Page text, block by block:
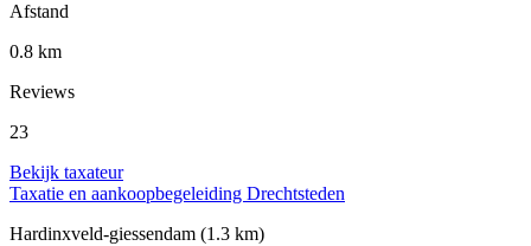
Afstand
0.8 km
Reviews
23
Bekijk taxateur
Taxatie en aankoopbegeleiding Drechtsteden
Hardinxveld-giessendam (1.3 km)